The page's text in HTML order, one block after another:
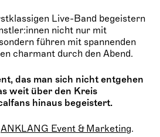
Live-Band begeistern
nicht nur mit
führen mit spannenden
charmant durch den Abend.
das man sich nicht entgehen
weit über den Kreis
hinaus begeistert.
ANKLANG Event & Marketing.